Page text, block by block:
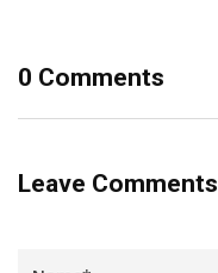
0 Comments
Leave Comments